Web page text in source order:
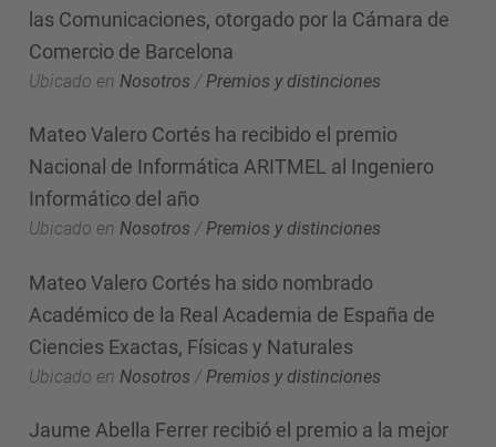
las Comunicaciones, otorgado por la Cámara de
Comercio de Barcelona
Ubicado en Nosotros / Premios y distinciones
Mateo Valero Cortés ha recibido el premio
Nacional de Informática ARITMEL al Ingeniero
Informático del año
Ubicado en Nosotros /Premios y distinciones
Mateo Valero Cortés ha sido nombrado
Académico de la Real Academia de España de
Ciencies Exactas, Físicas y Naturales
Ubicado en Nosotros / Premios y distinciones
Jaume Abella Ferrer recibió el premio a la mejor